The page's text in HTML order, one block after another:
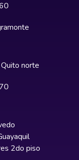
norte
2do piso